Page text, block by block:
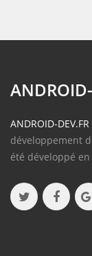
ANDROID-DEV.FR
développement
été développé en